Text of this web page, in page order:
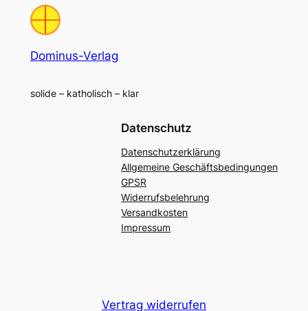
Dominus-Verlag
solide – katholisch – klar
Datenschutz
Datenschutzerklärung
Allgemeine Geschäftsbedingungen
GPSR
Widerrufsbelehrung
Versandkosten
Impressum
Vertrag widerrufen